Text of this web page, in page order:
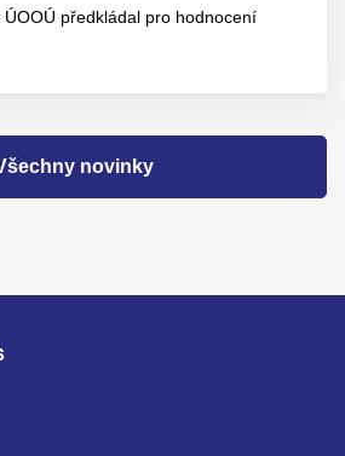
předkládal pro hodnocení
novinky